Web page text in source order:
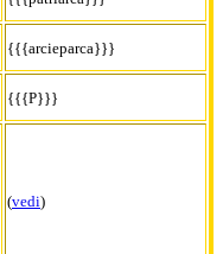
{{{arcieparca}}}
{{{P}}}
(vedi)